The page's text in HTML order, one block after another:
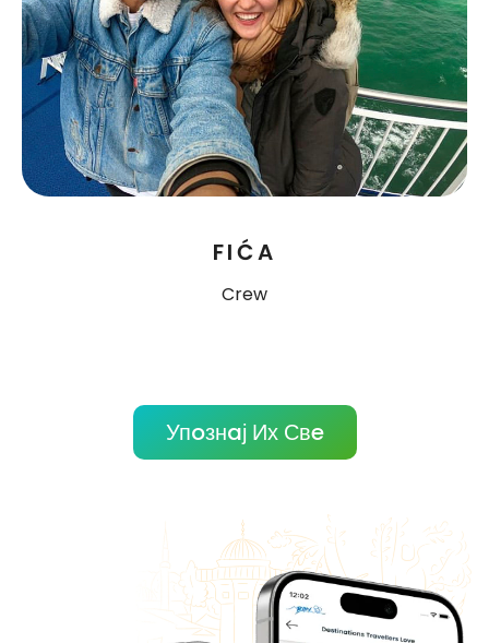
FIĆA
Crew
Упoзнaј Их Свe